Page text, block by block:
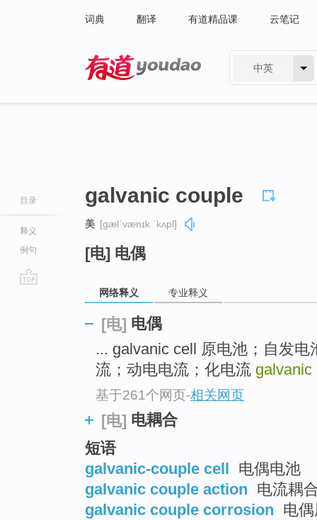
词典 翻译 有道精品课 云笔记
中英
目录
释义
例句
galvanic couple
美 [ɡælˈvænɪk ˈkʌpl]
[电] 电偶
网络释义 专业释义
[电] 电偶
... galvanic cell 原电池；自发
流；动电电流；化电流
基于261个网页-相关网页
[电] 电耦合
短语
galvanic-couple cell
电偶电池
galvanic couple action 电流耦
galvanic couple corrosion 电